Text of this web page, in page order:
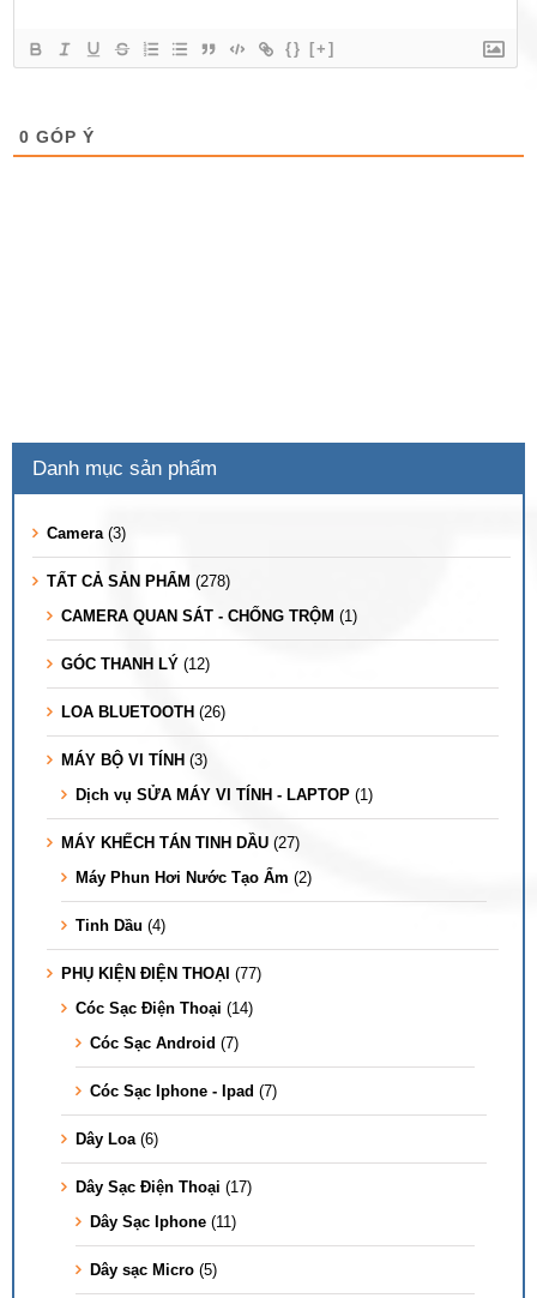
{} [+]
0 GÓP Ý
Danh mục sản phẩm
Camera (3)
TẤT CẢ SẢN PHẨM (278)
CAMERA QUAN SÁT - CHỐNG TRỘM (1)
GÓC THANH LÝ (12)
LOA BLUETOOTH (26)
MÁY BỘ VI TÍNH (3)
Dịch vụ SỬA MÁY VI TÍNH - LAPTOP (1)
MÁY KHẾCH TÁN TINH DẦU (27)
Máy Phun Hơi Nước Tạo Ẩm (2)
Tinh Dầu (4)
PHỤ KIỆN ĐIỆN THOẠI (77)
Cóc Sạc Điện Thoại (14)
Cóc Sạc Android (7)
Cóc Sạc Iphone - Ipad (7)
Dây Loa (6)
Dây Sạc Điện Thoại (17)
Dây Sạc Iphone (11)
Dây sạc Micro (5)